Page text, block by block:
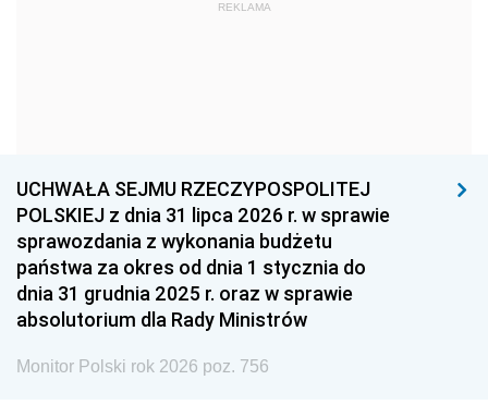
1959
1939 1938 1937
1936 1930
REKLAMA
UCHWAŁA SEJMU RZECZYPOSPOLITEJ
POLSKIEJ z dnia 31 lipca 2026 r. w sprawie
sprawozdania z wykonania budżetu
państwa za okres od dnia 1 stycznia do
dnia 31 grudnia 2025 r. oraz w sprawie
absolutorium dla Rady Ministrów
Monitor Polski rok 2026 poz. 756